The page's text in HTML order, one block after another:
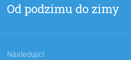
Předchozí
příspěvek:
Od podzimu do zimy
Následující